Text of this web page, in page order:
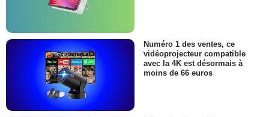
Numéro 1 des ventes, ce
vidéoprojecteur compatible
avec la 4K est désormais à
moins de 66 euros